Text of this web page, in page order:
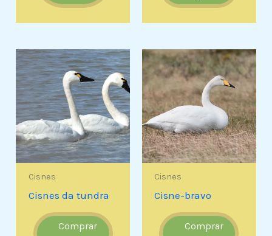
Cisnes
Cisnes da tundra
Comprar
Cisnes
Cisne-bravo
Comprar